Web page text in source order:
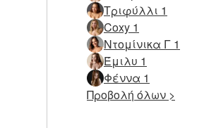
Τριφύλλι 1
Coxy 1
Ντομίνικα Γ 1
Έμιλυ 1
Φέννα 1
Προβολή όλων >